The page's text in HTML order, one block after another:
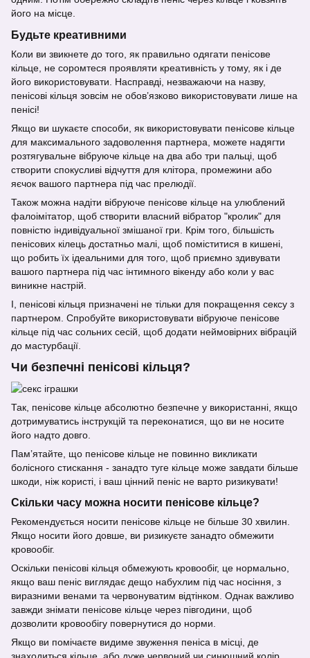
його на місце.
Будьте креативними
Коли ви звикнете до того, як правильно одягати пенісове
кільце, не соромтеся проявляти креативність у тому, як і де
його використовувати. Насправді, незважаючи на назву,
пенісові кільця зовсім не обов’язково використовувати лише на
пенісі!
Якщо ви шукаєте способи, як використовувати пенісове кільце
для максимального задоволення партнера, можете надягти
розтягувальне вібруюче кільце на два або три пальці, щоб
створити спокусливі відчуття для клітора, промежини або
яєчок вашого партнера під час прелюдії.
Також можна надіти вібруюче пенісове кільце на улюблений
фалоімітатор, щоб створити власний вібратор "кролик" для
повністю індивідуальної змішаної гри. Крім того, більшість
пенісових кілець достатньо малі, щоб поміститися в кишені,
що робить їх ідеальними для того, щоб приємно здивувати
вашого партнера під час інтимного вікенду або коли у вас
виникне настрій.
І, пенісові кільця призначені не тільки для покращення сексу з
партнером. Спробуйте використовувати вібруюче пенісове
кільце під час сольних сесій, щоб додати неймовірних вібрацій
до мастурбації.
Чи безпечні пенісові кільця?
Так, пенісове кільце абсолютно безпечне у використанні, якщо
дотримуватись інструкцій та переконатися, що ви не носите
його надто довго.
Пам’ятайте, що пенісове кільце не повинно викликати
болісного стискання - занадто туге кільце може завдати більше
шкоди, ніж користі, і ваш цінний пеніс не варто ризикувати!
Скільки часу можна носити пенісове кільце?
Рекомендується носити пенісове кільце не більше 30 хвилин.
Якщо носити його довше, ви ризикуєте занадто обмежити
кровообіг.
Оскільки пенісові кільця обмежують кровообіг, це нормально,
якщо ваш пеніс виглядає дещо набухлим під час носіння, з
виразними венами та червонуватим відтінком. Однак важливо
завжди знімати пенісове кільце через півгодини, щоб
дозволити кровообігу повернутися до норми.
Якщо ви помічаєте видиме звуження пеніса в місці, де